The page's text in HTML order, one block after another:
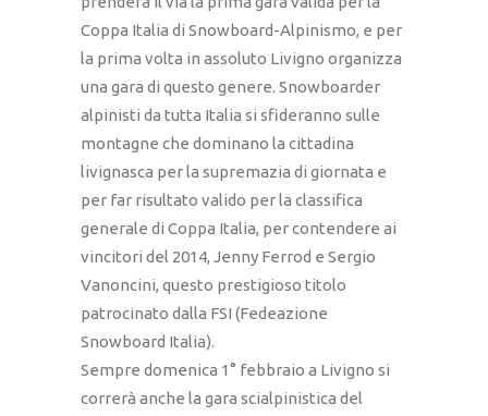
Coppa Italia di Snowboard-Alpinismo, e per
la prima volta in assoluto Livigno organizza
una gara di questo genere. Snowboarder
alpinisti da tutta Italia si sfideranno sulle
montagne che dominano la cittadina
livignasca per la supremazia di giornata e
per far risultato valido per la classifica
generale di Coppa Italia, per contendere ai
vincitori del 2014, Jenny Ferrod e Sergio
Vanoncini, questo prestigioso titolo
patrocinato dalla FSI (Fedeazione
Snowboard Italia).
Sempre domenica 1° febbraio a Livigno si
correrà anche la gara scialpinistica del